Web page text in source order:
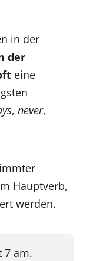
in der
der
eine
, never,
Hauptverb,
werden.
7 am.